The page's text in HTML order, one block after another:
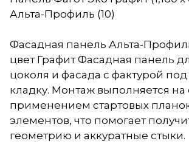
Альта-Профиль (10)
Фасадная панель Альта-
цвет Графит Фасадная панель
цоколя и фасада с фактурой
кладку. Монтаж выполняется на
применением стартовых
элементов, что помогает
геометрию и аккуратные стыки.